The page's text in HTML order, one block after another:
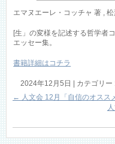
エマヌエーレ・コッチャ 著 ,
[生」の変様を記述する哲学者
エッセー集。
書籍詳細はコチラ
2024年12月5日 | カテゴリー
← 人文会 12月「自信のオスス